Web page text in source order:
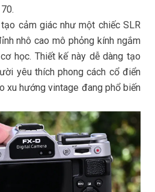
cảm giác như một chiếc SLR
nhô cao mô phỏng kính ngắm
học. Thiết kế này dễ dàng tạo
yêu thích phong cách cổ điển
xu hướng vintage đang phổ biến